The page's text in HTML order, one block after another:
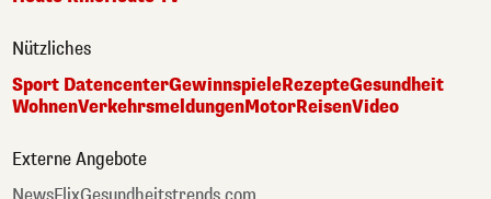
Nützliches
Sport DatencenterGewinnspieleRezepteGesundheit
WohnenVerkehrsmeldungenMotorReisenVideo
Externe Angebote